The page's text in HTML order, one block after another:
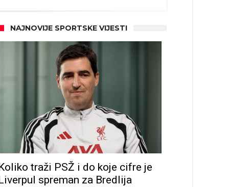
NAJNOVIJE SPORTSKE VIJESTI
traži PSŽ i do koje cifre je
spreman za Bredlija